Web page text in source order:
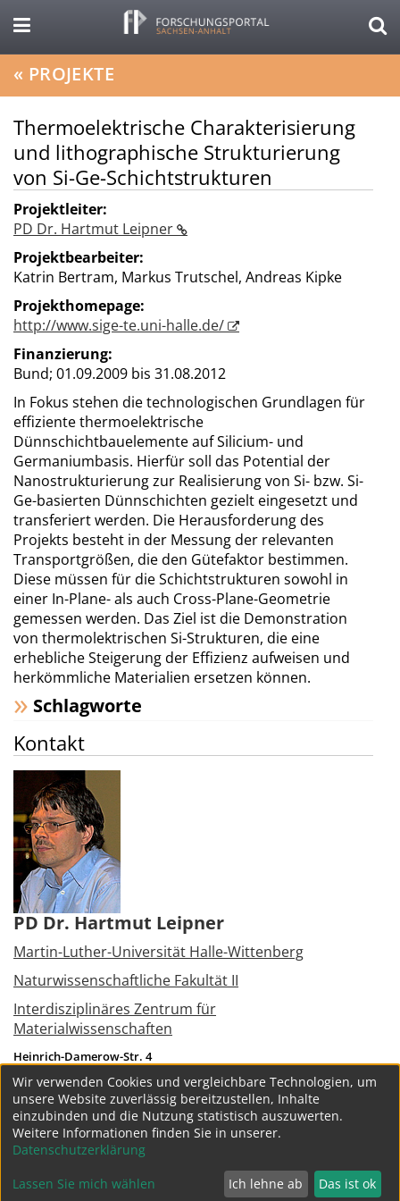
« PROJEKTE
Thermoelektrische Charakterisierung
und lithographische Strukturierung
von Si-Ge-Schichtstrukturen
Projektleiter:
PD Dr. Hartmut Leipner
Projektbearbeiter:
Katrin Bertram, Markus Trutschel, Andreas Kipke
Projekthomepage:
http://www.sige-te.uni-halle.de/
Finanzierung:
Bund; 01.09.2009 bis 31.08.2012
In Fokus stehen die technologischen Grundlagen für
effiziente thermoelektrische
Dünnschichtbauelemente auf Silicium- und
Germaniumbasis. Hierfür soll das Potential der
Nanostrukturierung zur Realisierung von Si- bzw. Si-
Ge-basierten Dünnschichten gezielt eingesetzt und
transferiert werden. Die Herausforderung des
Projekts besteht in der Messung der relevanten
Transportgrößen, die den Gütefaktor bestimmen.
Diese müssen für die Schichtstrukturen sowohl in
einer In-Plane- als auch Cross-Plane-Geometrie
gemessen werden. Das Ziel ist die Demonstration
von thermolektrischen Si-Strukturen, die eine
erhebliche Steigerung der Effizienz aufweisen und
herkömmliche Materialien ersetzen können.
Schlagworte
Kontakt
PD Dr. Hartmut Leipner
Martin-Luther-Universität Halle-Wittenberg
Naturwissenschaftliche Fakultät II
Interdisziplinäres Zentrum für
Materialwissenschaften
Heinrich-Damerow-Str. 4
06120
Halle (Saale)
Tel.:
+49 345 5528473
hartmut.leipner(at)cmat.uni-halle.de
weitere Projekte
Datenschutz Impressum
Wir verwenden Cookies und vergleichbare Technologien, um
unsere Website zuverlässig bereitzustellen, Inhalte
einzubinden und die Nutzung statistisch auszuwerten.
Weitere Informationen finden Sie in unserer.
Datenschutzerklärung
Lassen Sie mich wählen Ich lehne ab Das ist ok